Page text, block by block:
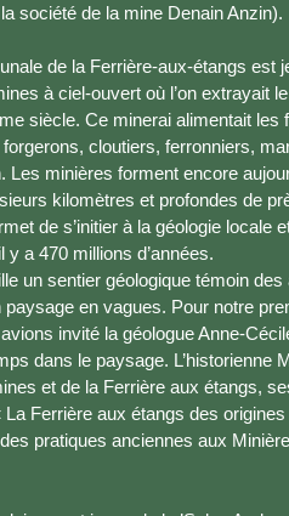
société de la mine Denain Anzin).
de la Ferrière-aux-étangs est
à ciel-ouvert où l’on extrayait
siècle. Ce minerai alimentait les
forgerons, cloutiers, ferronniers,
Les minières forment encore
kilomètres et profondes de
de s’initier à la géologie locale
y a 470 millions d’années.
un sentier géologique témoin
paysage en vagues. Pour notre
invité la géologue Anne-
dans le paysage. L’historienne
et de la Ferrière aux étangs,
Ferrière aux étangs des
pratiques anciennes aux